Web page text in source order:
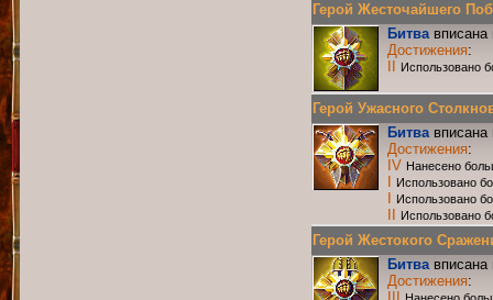
Герой Жесточайшего
Битвавписана
Достижения:
Использовано
Герой Ужасного
Битвавписана
Достижения:
IV Нанесено
Использовано
Использовано
Использовано
Герой Жестокого
Битвавписана
Достижения: